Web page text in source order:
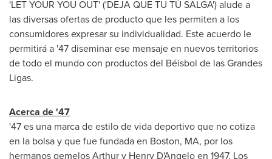
'LET YOUR YOU OUT' ('DEJA QUE TU TÚ SALGA') alude a
las diversas ofertas de producto que les permiten a los
consumidores expresar su individualidad. Este acuerdo le
permitirá a '47 diseminar ese mensaje en nuevos territorios
de todo el mundo con productos del Béisbol de las Grandes
Ligas.
Acerca de '47
'47 es una marca de estilo de vida deportivo que no cotiza
en la bolsa y que fue fundada en Boston, MA, por los
hermanos gemelos Arthur y Henry D'Angeloen 1947. Los